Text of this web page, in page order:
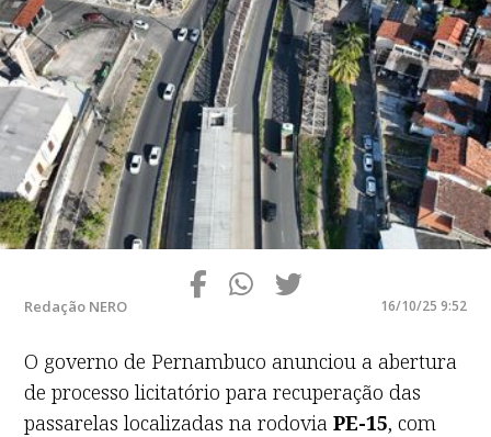
Redação NERO 16/10/25 9:52
O governo de Pernambuco anunciou a abertura
de processo licitatório para recuperação das
passarelas localizadas na rodoviaPE-15, com